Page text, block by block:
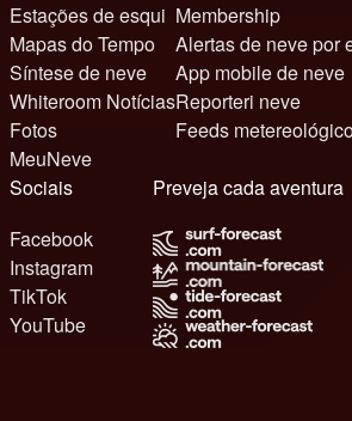
Estações de esqui
Mapas do Tempo
Síntese de neve
Whiteroom Notícias
Fotos
MeuNeve
Membership
Alertas de neve por
App mobile de neve
Reporteri neve
Feeds
Sociais
Facebook
Instagram
TikTok
YouTube
Preveja cada aventura